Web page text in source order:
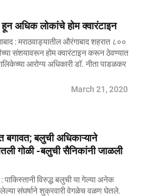
अधिक लोकांचे होम क्वारंटाइन
: मराठवाड्यातील औरंगाबाद शहरात ८००
संशयावरून होम क्वारंटाइन करून ठेवण्यात
आरोग्य अधिकारी डॉ. नीता पाडळकर
March 21, 2020
बगावत; बलुची अधिकाऱ्याने
गोळी -बलुची सैनिकांनी जाळली
पाकिस्तानी विरुद्ध बलुची या गेल्या अनेक
संघर्षाने शुक्रवारी वेगळेच वळण घेतले.